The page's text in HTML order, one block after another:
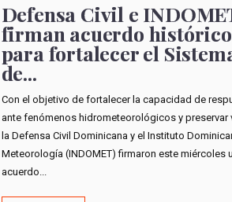
Defensa Civil e
firman acuerdo histórico
para fortalecer el
de...
Con el objetivo de fortalecer la capacidad de
ante fenómenos hidrometeorológicos y preservar
la Defensa Civil Dominicana y el Instituto
Meteorología (INDOMET) firmaron este miércoles
acuerdo...